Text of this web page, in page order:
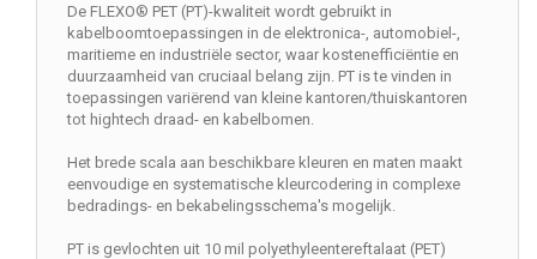
De FLEXO® PET (PT)-kwaliteit wordt gebruikt in
kabelboomtoepassingen in de elektronica-, automobiel-,
maritieme en industriële sector, waar kostenefficiëntie en
duurzaamheid van cruciaal belang zijn. PT is te vinden in
toepassingen variërend van kleine kantoren/thuiskantoren
tot hightech draad- en kabelbomen.
Het brede scala aan beschikbare kleuren en maten maakt
eenvoudige en systematische kleurcodering in complexe
bedradings- en bekabelingsschema's mogelijk.
PT is gevlochten uit 10 mil polyethyleentereftalaat (PET)